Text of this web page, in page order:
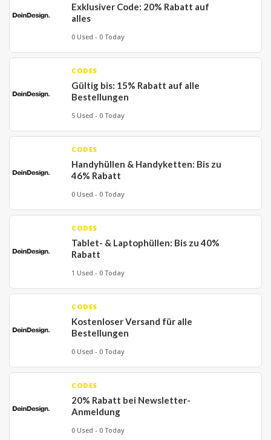
Exklusiver Code: 20% Rabatt auf
alles
0 Used - 0 Today
CODES
Gültig bis: 15% Rabatt auf alle
Bestellungen
5 Used - 0 Today
CODES
Handyhüllen & Handyketten: Bis zu
46% Rabatt
0 Used - 0 Today
CODES
Tablet- & Laptophüllen: Bis zu 40%
Rabatt
1 Used - 0 Today
CODES
Kostenloser Versand für alle
Bestellungen
0 Used - 0 Today
CODES
20% Rabatt bei Newsletter-
Anmeldung
0 Used - 0 Today